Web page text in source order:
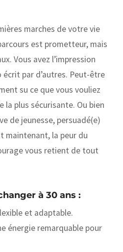
marches de votre vie
est prometteur, mais
Vous avez l’impression
écrit par d’autres. Peut-être
su ce que vous vouliez
la plus sécurisante. Ou bien
de jeunesse, persuadé(e)
maintenant, la peur du
vous retient de tout
à 30 ans :
et adaptable.
énergie remarquable pour